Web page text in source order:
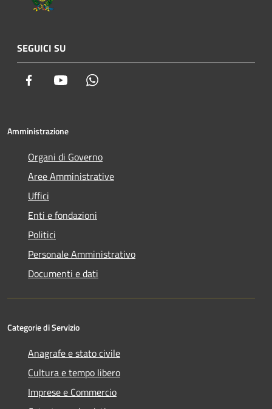
SEGUICI SU
Facebook Youtube
Amministrazione
Organi di Governo
Aree Amministrative
Uffici
Enti e fondazioni
Politici
Personale Amministrativo
Documenti e dati
Categorie di Servizio
Anagrafe e stato civile
Cultura e tempo libero
Imprese e Commercio